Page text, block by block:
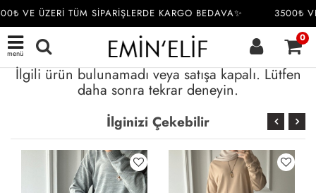
VE ÜZERİ TÜM SİPARİŞLERDE KARGO BEDAVA✨ 3500₺
menü
0
İlgili ürün bulunamadı veya satışa kapalı. Lütfen
daha sonra tekrar deneyin.
İlginizi Çekebilir